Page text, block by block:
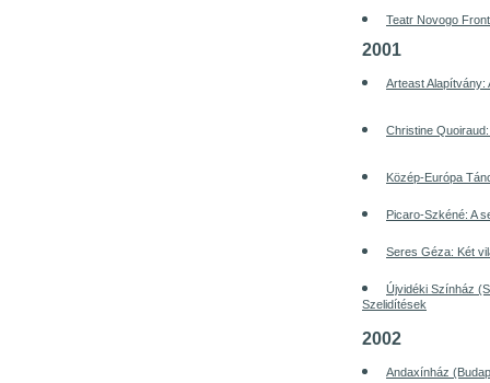
Teatr Novogo
2001
Arteast Alapítvány:
Christine
Közép-Európa
Picaro-Szkéné: A
Seres Géza: Két
Újvidéki Színház
Szelidítések
2002
Andaxínház